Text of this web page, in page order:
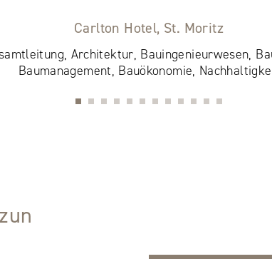
Carlton Hotel, St. Moritz
Architektur, Bauingenieurwesen,
Baumanagement, Bauökonomie,